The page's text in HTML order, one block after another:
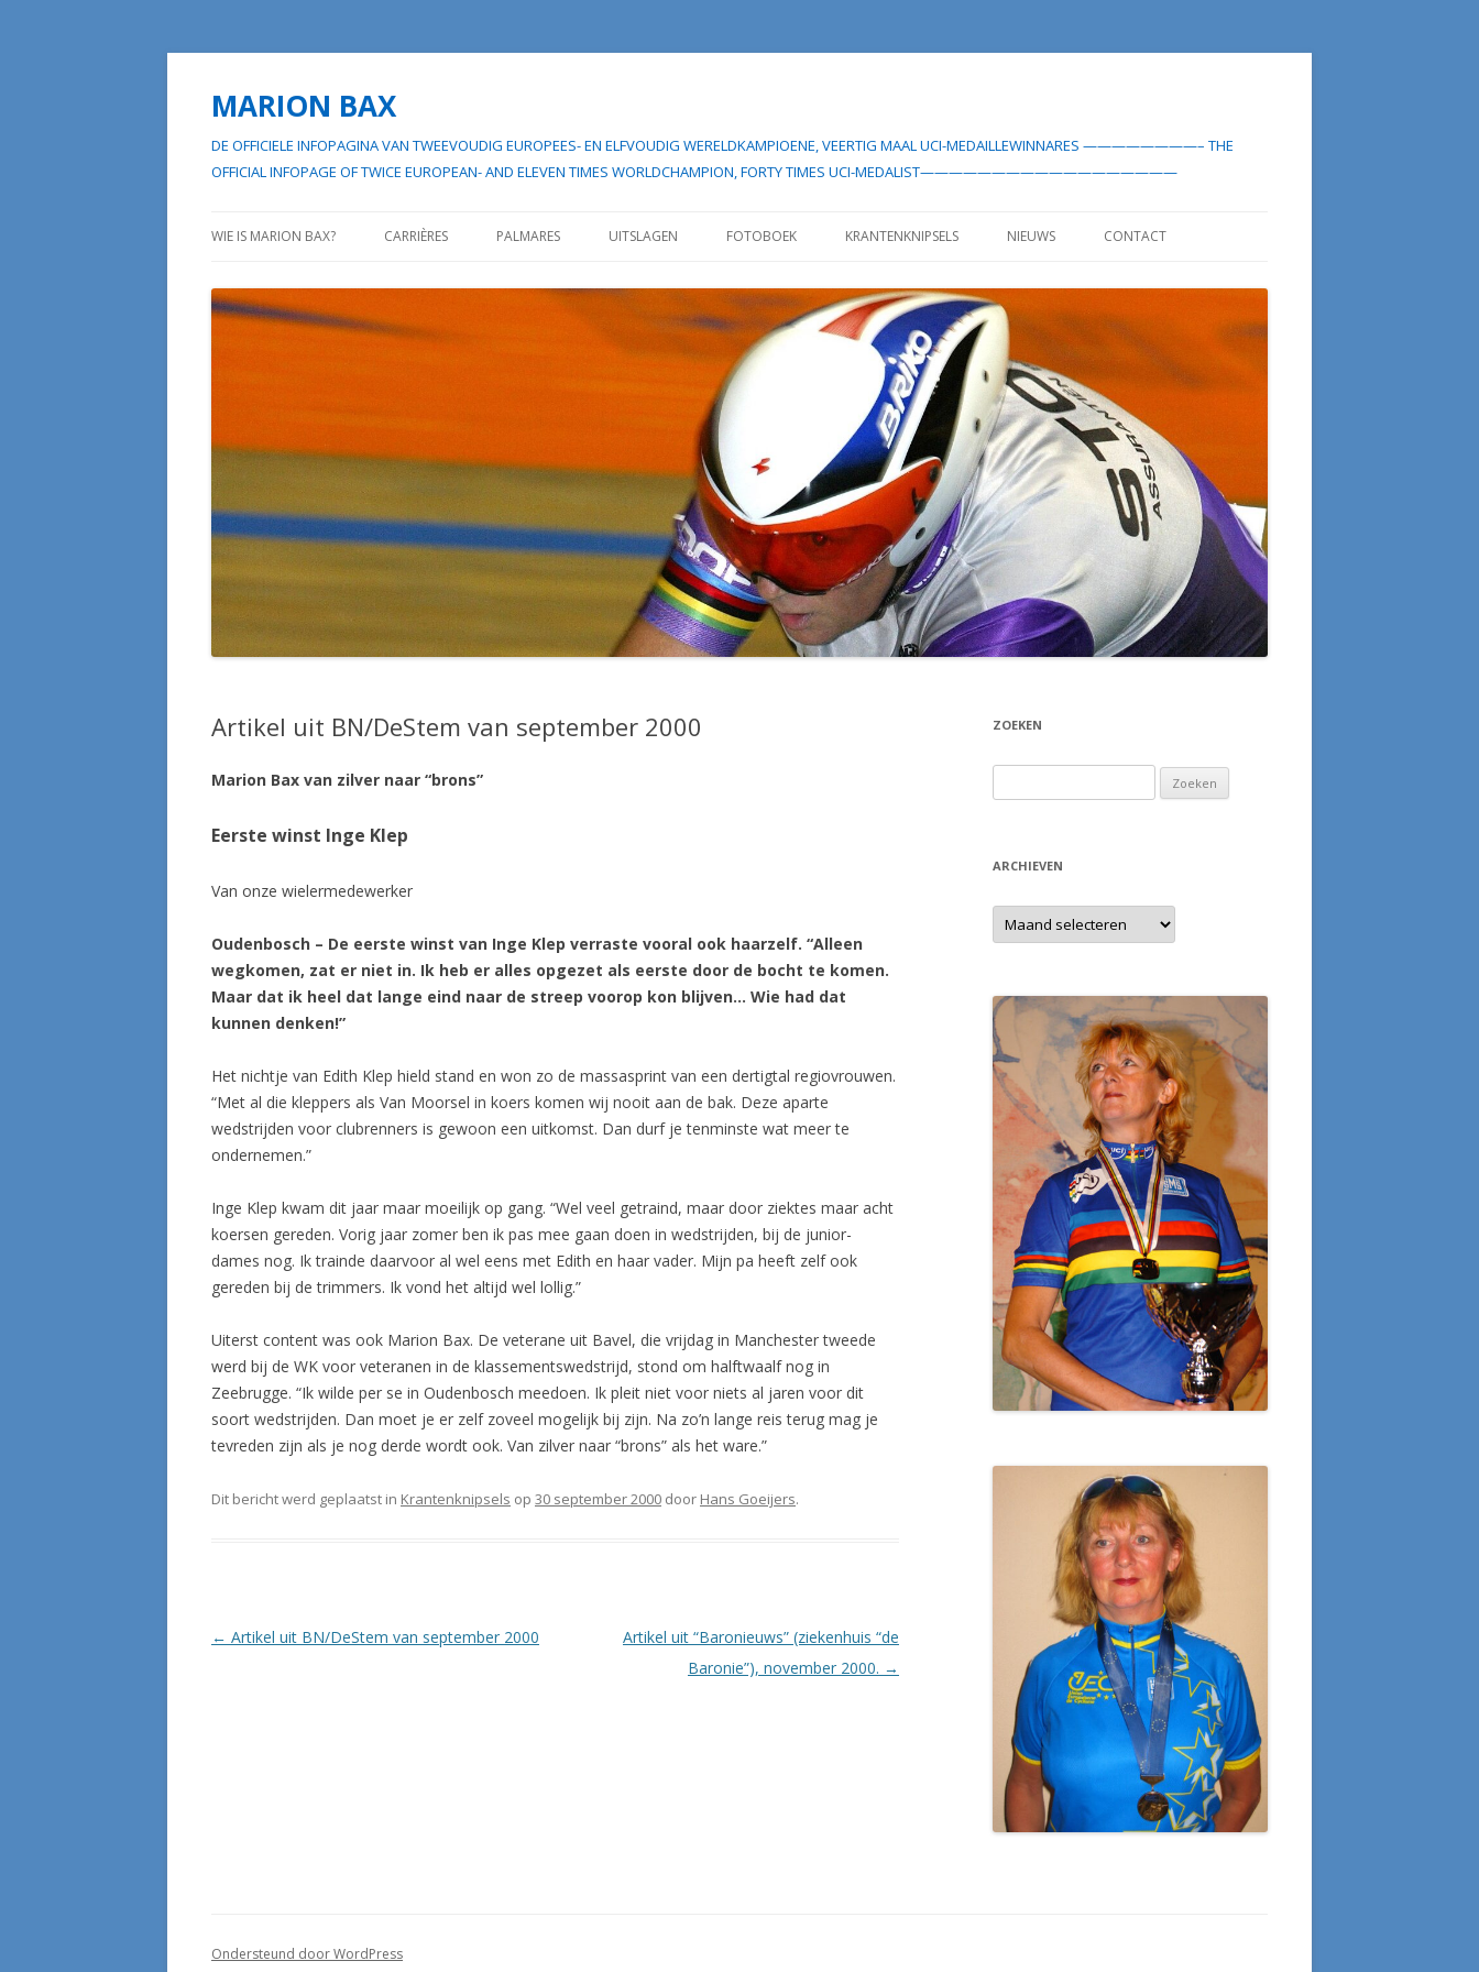
MARION BAX
DE OFFICIELE INFOPAGINA VAN TWEEVOUDIG EUROPEES- EN ELFVOUDIG WERELDKAMPIOENE, VEERTIG MAAL UCI-MEDAILLEWINNARES ————————– THE
OFFICIAL INFOPAGE OF TWICE EUROPEAN- AND ELEVEN TIMES WORLDCHAMPION, FORTY TIMES UCI-MEDALIST——————————————————
naar
WIE IS MARION BAX? CARRIÈRES
HAAR “TWEEDE WIELERCARRIÈRE”
PALMARES UITSLAGEN
UITSLAGEN VOOR 1985
UITSLAGEN SEIZOEN 1998
UITSLAGEN SEIZOEN 1999
UITSLAGEN SEIZOEN 2000
UITSLAGEN SEIZOEN 2001
UITSLAGEN SEIZOEN 2002
UITSLAGEN SEIZOEN 2003
UITSLAGEN SEIZOEN 2004
UITSLAGEN SEIZOEN 2006
UITSLAGEN SEIZOEN 2012
FOTOBOEK KRANTENKNIPSELS NIEUWS CONTACT
Artikel uit BN/DeStem van september 2000
Marion Bax van zilver naar “brons”
Eerste winst Inge Klep
Van onze wielermedewerker
Oudenbosch – De eerste winst van Inge Klep verraste vooral ook haarzelf. “Alleen
wegkomen, zat er niet in. Ik heb er alles opgezet als eerste door de bocht te komen.
Maar dat ik heel dat lange eind naar de streep voorop kon blijven… Wie had dat
kunnen denken!”
Het nichtje van Edith Klep hield stand en won zo de massasprint van een dertigtal regiovrouwen.
“Met al die kleppers als Van Moorsel in koers komen wij nooit aan de bak. Deze aparte
wedstrijden voor clubrenners is gewoon een uitkomst. Dan durf je tenminste wat meer te
ondernemen.”
Inge Klep kwam dit jaar maar moeilijk op gang. “Wel veel getraind, maar door ziektes maar acht
koersen gereden. Vorig jaar zomer ben ik pas mee gaan doen in wedstrijden, bij de junior-
dames nog. Ik trainde daarvoor al wel eens met Edith en haar vader. Mijn pa heeft zelf ook
gereden bij de trimmers. Ik vond het altijd wel lollig.”
Uiterst content was ook Marion Bax. De veterane uit Bavel, die vrijdag in Manchester tweede
werd bij de WK voor veteranen in de klassementswedstrijd, stond om halftwaalf nog in
Zeebrugge. “Ik wilde per se in Oudenbosch meedoen. Ik pleit niet voor niets al jaren voor dit
soort wedstrijden. Dan moet je er zelf zoveel mogelijk bij zijn. Na zo’n lange reis terug mag je
tevreden zijn als je nog derde wordt ook. Van zilver naar “brons” als het ware.”
Dit bericht werd geplaatst in Krantenknipsels op 30 september 2000 door Hans Goeijers.
Berichtnavigatie
← Artikel uit BN/DeStem van september 2000
Artikel uit “Baronieuws” (ziekenhuis “de
Baronie”), november 2000. →
ZOEKEN
naar:
ARCHIEVEN
Archieven
Ondersteund door WordPress